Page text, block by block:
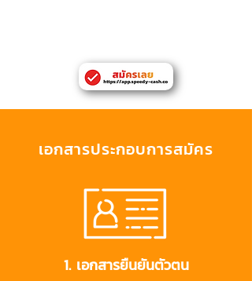
เอกสารประกอบการสมัคร
1. เอกสารยืนยันตัวตน